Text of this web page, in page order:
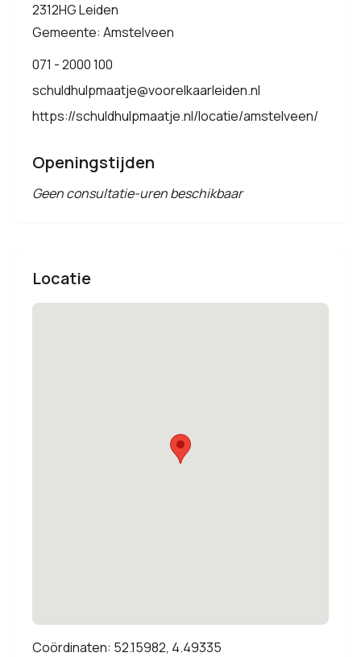
2312HG Leiden
Gemeente: Amstelveen
071 - 2000 100
schuldhulpmaatje@voorelkaarleiden.nl
https://schuldhulpmaatje.nl/locatie/amstelveen/
Openingstijden
Geen consultatie-uren beschikbaar
Locatie
Coördinaten: 52.15982, 4.49335